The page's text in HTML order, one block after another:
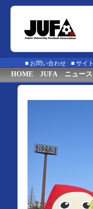
■ お問い合わせ ■ サイ
HOME JUFA ニュース